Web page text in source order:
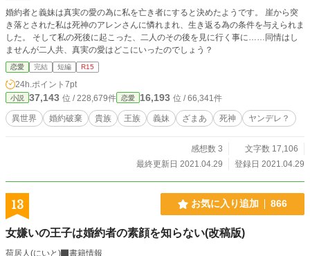
婚約者と義妹は真実の愛の為に私を亡き者にすると決めたようです。 崖から突
き落とされた私は死神のアレンさんに憐れまれ、生き返る為の条件を与えられま
した。 そして私の死後に起こった、二人のその後を見に行く事に……同情はし
ませんが二人共、真実の愛はどこにいったのでしょう？
恋愛 完結 短編 R15
24h.ポイント 7pt
小説 37,143 位 / 228,679件 恋愛 16,193 位 / 66,341件
異世界 婚約破棄 貴族 王族 義妹 ざまあ 死神 ヤンデレ？
感想数 3
文字数 17,106
最終更新日 2021.04.29
登録日 2021.04.29
13 お気に入り追加 866
女嫌いの王子は婚約者の素顔を知らない(改稿版)
荷居人(にいと)
書籍情報